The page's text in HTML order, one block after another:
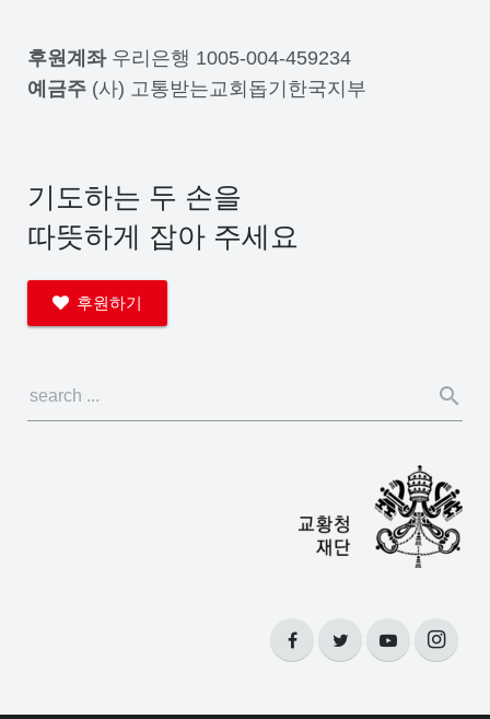
후원계좌우리은행 1005-004-459234
예금주 (사) 고통받는교회돕기한국지부
기도하는 두 손을
따뜻하게 잡아 주세요
후원하기